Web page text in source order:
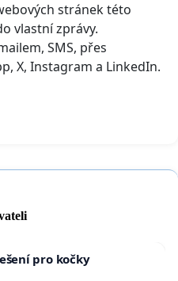
stránek této
vlastní zprávy.
SMS, přes
X, Instagram a LinkedIn.
pro kočky